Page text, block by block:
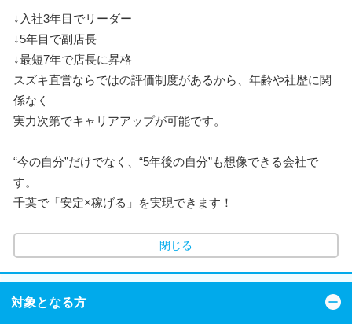
↓入社3年目でリーダー
↓5年目で副店長
↓最短7年で店長に昇格
スズキ直営ならではの評価制度があるから、年齢や社歴に関
係なく
実力次第でキャリアアップが可能です。
“今の自分”だけでなく、“5年後の自分”も想像できる会社で
す。
千葉で「安定×稼げる」を実現できます！
閉じる
対象となる方